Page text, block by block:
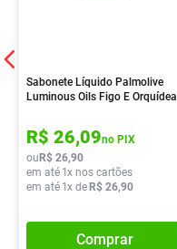
Sabonete Líquido Palmolive
Luminous Oils Figo E Orquídea
R$ 26,09no PIX
ou R$ 26,90
em até 1x nos cartões
em até 1x de R$ 26,90
Comprar